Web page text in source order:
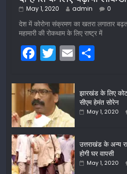
May 1, 2020 admin 0
देश में कोरोना संक्रमण का खतरा लगातार
महामारी की रोकथाम के लिए राष्ट्र में
F
c
e
b
o
o
k
T
itt
er
E
ar
e
झारखंड के लिए
सीएम हेमंत सोरेन
May 1, 2020
उत्तराखंड के अन्य
होगी घर वापसी
May 1, 2020